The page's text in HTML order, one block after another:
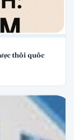
thôi quốc